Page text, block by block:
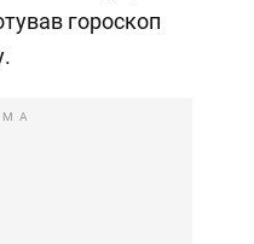
гороскоп